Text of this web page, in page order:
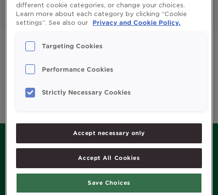
All Enfants et parents
Huile de foie de morue
Système immunitaire
Sorry, we couldn't find any posts. Please try a different
search.
MENU
different cookie categories, or change your choices.
Learn more about each category by clicking “Cookie
settings”. See also our
Privacy and Cookie Policy.
Targeting Cookies
Performance Cookies
Strictly Necessary Cookies
Accept necessary only
Accept All Cookies
Save Choices